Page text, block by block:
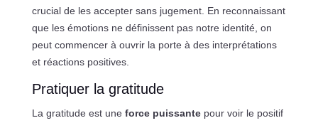
crucial de les accepter sans jugement. En reconnaissant
que les émotions ne définissent pas notre identité, on
peut commencer à ouvrir la porte à des interprétations
et réactions positives.
Pratiquer la gratitude
La gratitude est une force puissantepour voir le positif